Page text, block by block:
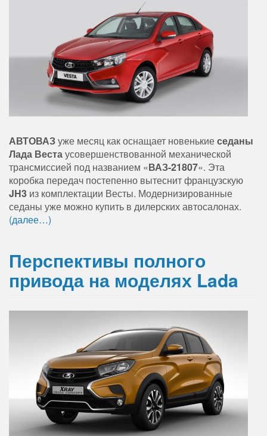
АВТОВАЗуже месяц как оснащает новенькиеседаны
Лада Вестаусовершенствованной механической
трансмиссией под названием «ВАЗ-21807«. Эта
коробка передач постепенно вытеснит французскую
JH3 из комплектации Весты. Модернизированные
седаны уже можно купить в дилерских автосалонах.
(далее…)
Перспективы полного
привода на моделях Lada